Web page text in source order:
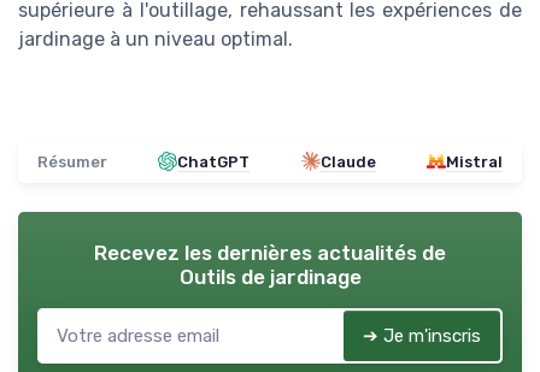
supérieure à l'outillage, rehaussant les expériences de
jardinage à un niveau optimal.
Résumer ChatGPT Claude Mistral
Recevez les dernières actualités de
Outils de jardinage
➔ Je m'inscris